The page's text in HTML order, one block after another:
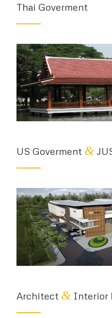
Thai Goverment
US Goverment &
Architect &Interior